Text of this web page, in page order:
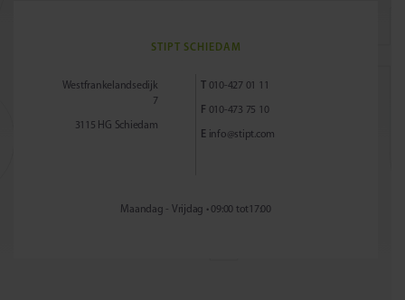
STIPT SCHIEDAM
Westfrankelandsedijk
7
3115 HG Schiedam
010-427 01 11
F 010-473 75 10
E info@stipt.com
Maandag - Vrijdag • 09:00 tot17:00